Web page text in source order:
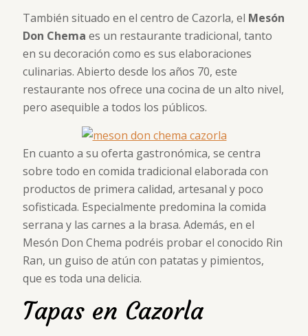
También situado en el centro de Cazorla, el Mesón
Don Chema es un restaurante tradicional, tanto
en su decoración como es sus elaboraciones
culinarias. Abierto desde los años 70, este
restaurante nos ofrece una cocina de un alto nivel,
pero asequible a todos los públicos.
En cuanto a su oferta gastronómica, se centra
sobre todo en comida tradicional elaborada con
productos de primera calidad, artesanal y poco
sofisticada. Especialmente predomina la comida
serrana y las carnes a la brasa. Además, en el
Mesón Don Chema podréis probar el conocido Rin
Ran, un guiso de atún con patatas y pimientos,
que es toda una delicia.
Tapas en Cazorla